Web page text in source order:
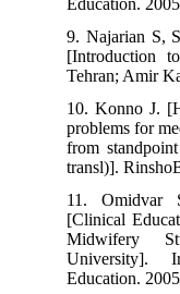
Education.
9. Najarian
[Introduction
Tehran; Amir
10. Konno J.
problems for
from
transl)].
11.
[Clinical
Midwifery
Education.